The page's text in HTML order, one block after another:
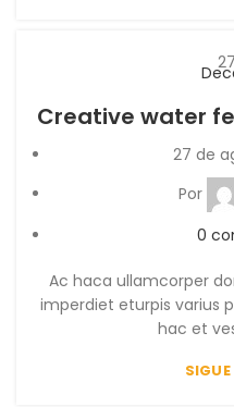
27
Creative water
27 de
Por
0
Ac haca ullamcorper
imperdiet eturpis varius
hac et